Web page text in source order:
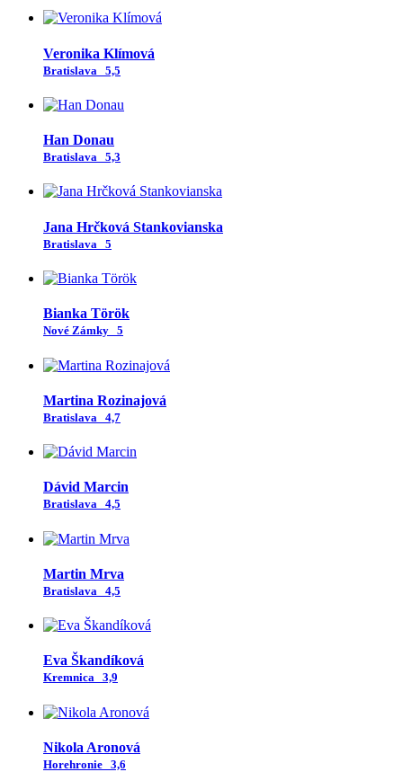
Veronika Klímová
Bratislava 5,5
Han Donau
Bratislava 5,3
Jana Hrčková Stankovianska
Bratislava 5
Bianka Török
Nové Zámky 5
Martina Rozinajová
Bratislava 4,7
Dávid Marcin
Bratislava 4,5
Martin Mrva
Bratislava 4,5
Eva Škandíková
Kremnica 3,9
Nikola Aronová
Horehronie 3,6